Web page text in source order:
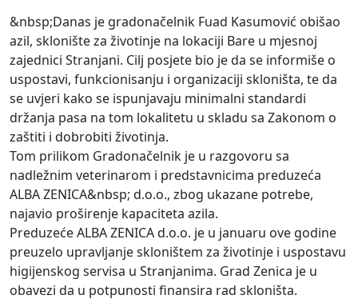
&nbsp;Danas je gradonačelnik Fuad Kasumović obišao
azil, sklonište za životinje na lokaciji Bare u mjesnoj
zajednici Stranjani. Cilj posjete bio je da se informiše o
uspostavi, funkcionisanju i organizaciji skloništa, te da
se uvjeri kako se ispunjavaju minimalni standardi
držanja pasa na tom lokalitetu u skladu sa Zakonom o
zaštiti i dobrobiti životinja.
Tom prilikom Gradonačelnik je u razgovoru sa
nadležnim veterinarom i predstavnicima preduzeća
ALBA ZENICA&nbsp; d.o.o., zbog ukazane potrebe,
najavio proširenje kapaciteta azila.
Preduzeće ALBA ZENICA d.o.o. je u januaru ove godine
preuzelo upravljanje skloništem za životinje i uspostavu
higijenskog servisa u Stranjanima. Grad Zenica je u
obavezi da u potpunosti finansira rad skloništa.